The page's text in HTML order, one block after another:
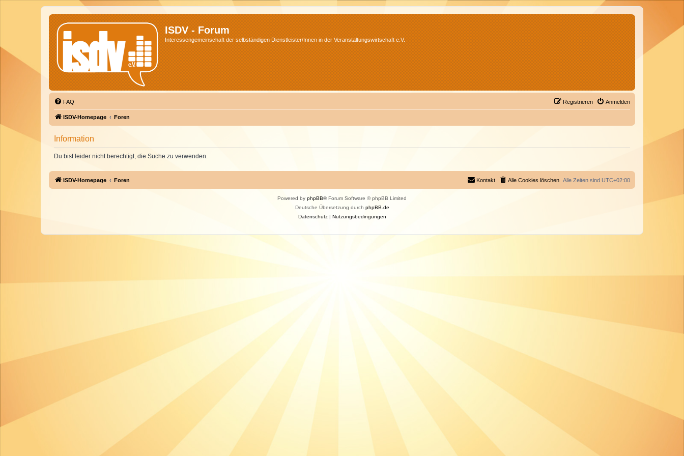
ISDV - Forum
Interessengemeinschaft der selbständigen Dienstleister/Innen in der Veranstaltungswirtschaft e.V.
FAQ Anmelden
Registrieren
ISDV-Homepage Foren
Information
Du bist leider nicht berechtigt, die Suche zu verwenden.
ISDV-Homepage Foren Alle Zeiten sind UTC+02:00
Alle Cookies löschen
Kontakt
Powered by phpBB® Forum Software © phpBB Limited
Deutsche Übersetzung durch phpBB.de
Datenschutz| Nutzungsbedingungen